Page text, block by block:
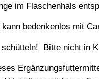
im Flaschenhals
bedenkenlos mit
Bitte nicht in